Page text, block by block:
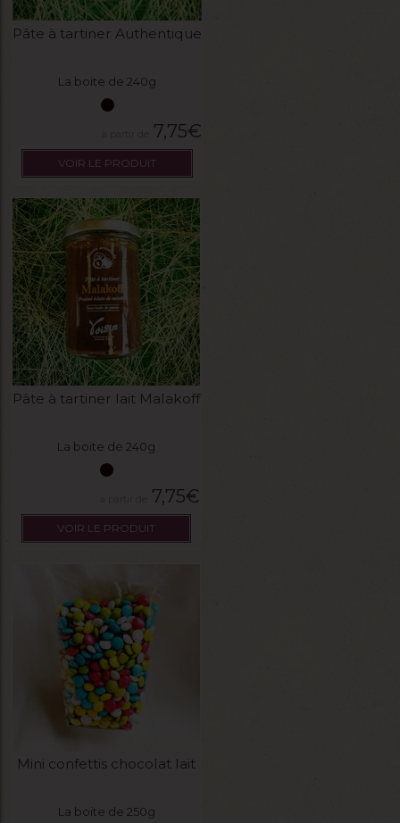
Pâte à tartiner Authentique
La boite de 240g
7,75€
VOIR LE PRODUIT
Pâte à tartiner lait Malakoff
La boite de 240g
7,75€
VOIR LE PRODUIT
Mini confettis chocolat lait
La boite de 250g